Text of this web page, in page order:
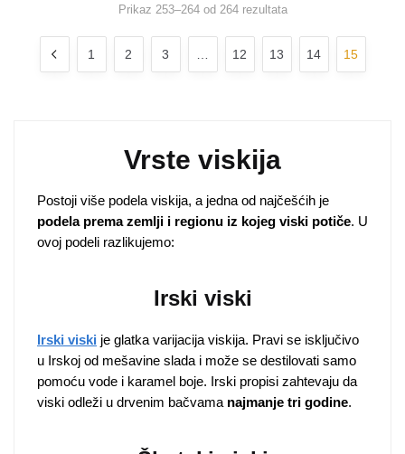
Prikaz 253–264 od 264 rezultata
1 2 3 … 12 13 14 15
Vrste viskija
Postoji više podela viskija, a jedna od najčešćih je
podela prema zemlji i regionu iz kojeg viski potiče. U
ovoj podeli razlikujemo:
Irski viski
Irski viski je glatka varijacija viskija. Pravi se isključivo
u Irskoj od mešavine slada i može se destilovati samo
pomoću vode i karamel boje. Irski propisi zahtevaju da
viski odleži u drvenim bačvama najmanje tri godine.